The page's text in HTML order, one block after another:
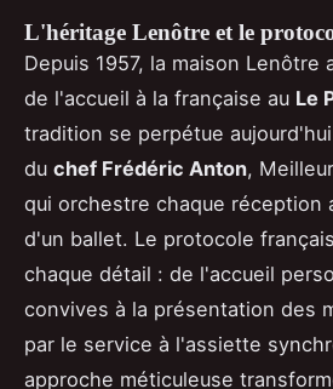
L'héritage Lenôtre et le
Depuis 1957, la maison Lenôtre
de l'accueil à la française au Le
tradition se perpétue
du chef Frédéric Anton,
qui orchestre chaque réception
d'un ballet. Le protocole
chaque détail : de l'accueil
convives à la présentation des
par le service à l'assiette
approche méticuleuse